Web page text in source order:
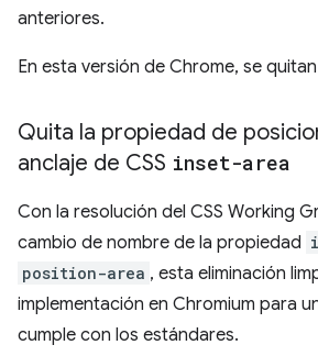
anteriores.
En esta versión de Chrome, se
Quita la propiedad de
anclaje de CSS inset-area
Con la resolución del CSS Working
cambio de nombre de la propiedad
position-area , esta eliminación
implementación en Chromium para
cumple con los estándares.